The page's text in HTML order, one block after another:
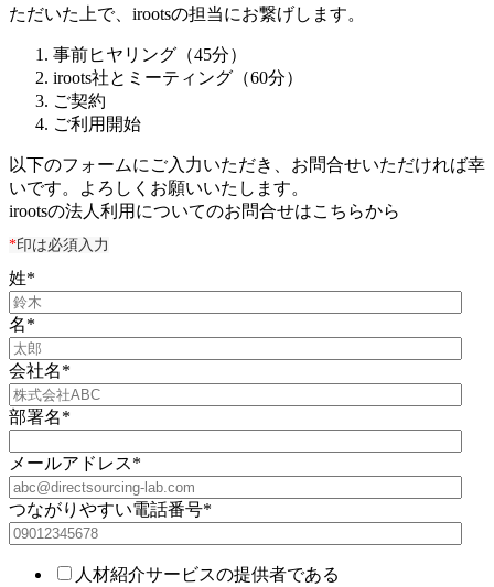
ただいた上で、irootsの担当にお繋げします。
事前ヒヤリング（45分）
iroots社とミーティング（60分）
ご契約
ご利用開始
以下のフォームにご入力いただき、お問合せいただければ幸
いです。よろしくお願いいたします。
irootsの法人利用についてのお問合せはこちらから
*印は必須入力
姓*
名*
会社名*
部署名*
メールアドレス*
つながりやすい電話番号*
人材紹介サービスの提供者である